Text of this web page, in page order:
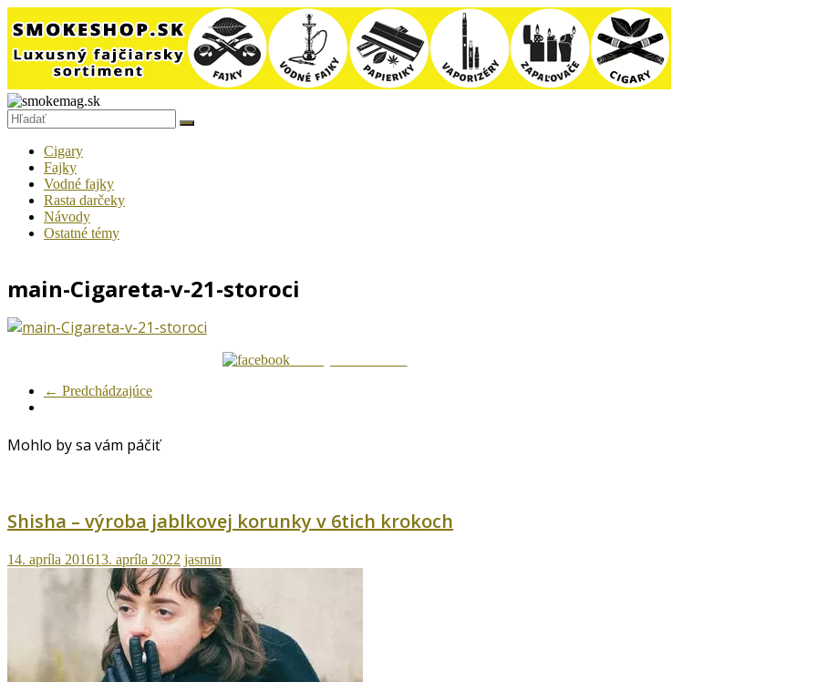
na
obsah
smokemag.sk
Fajčiarsky
magazín
pre
tabakuCigary
Fajky
Vodné fajky
Rasta darčeky
Návody
Ostatné témy
main-Cigareta-v-21-storoci
Zdielaj na Facebook
← Predchádzajúce
Mohlo by sa vám páčiť
Shisha – výroba jablkovej korunky v 6tich krokoch
14. apríla 201613. apríla 2022 jasmin